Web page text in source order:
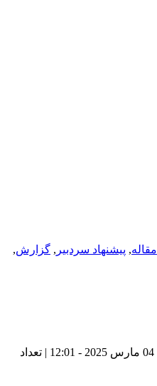
مقاله, پيشنهاد سردبير , گزارش,
شناسه خبر : 47408 | تاریخ انتشار : 04 مارس 2025 - 12:01 | تعداد